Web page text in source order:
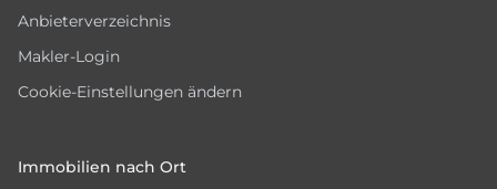
Anbieterverzeichnis
Makler-Login
Cookie-Einstellungen ändern
Immobilien nach Ort